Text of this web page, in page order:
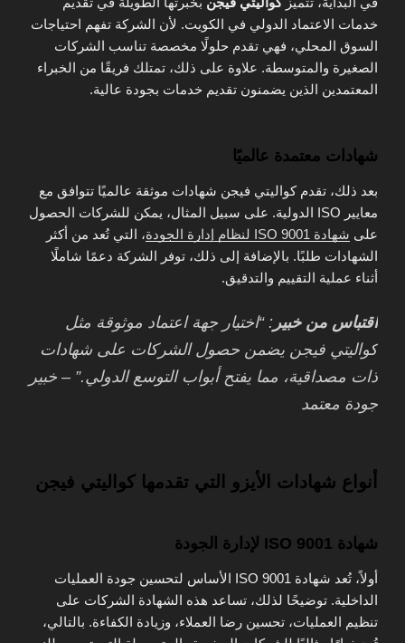
خدمات الاعتماد الدولي في الكويت. لأن الشركة تفهم احتياجات
السوق المحلي، فهي تقدم حلولًا مخصصة تناسب الشركات
الصغيرة والمتوسطة. علاوة على ذلك، تمتلك فريقًا من الخبراء
المعتمدين الذين يضمنون تقديم خدمات بجودة عالية.
شهادات معتمدة عالميًا
بعد ذلك، تقدم كواليتي فيجن شهادات موثقة عالميًا تتوافق مع
معايير ISO الدولية. على سبيل المثال، يمكن للشركات الحصول
على شهادة ISO 9001 لنظام إدارة الجودة
، التي تُعد من أكثر
الشهادات طلبًا. بالإضافة إلى ذلك، توفر الشركة دعمًا شاملًا
أثناء عملية التقييم والتدقيق.
اقتباس من خبير : “اختيار جهة اعتماد موثوقة مثل
كواليتي فيجن يضمن حصول الشركات على شهادات
ذات مصداقية، مما يفتح أبواب التوسع الدولي.” – خبير
جودة معتمد
أنواع شهادات الأيزو التي تقدمها كواليتي فيجن
شهادة ISO 9001 لإدارة الجودة
أولاً، تُعد شهادة ISO 9001 الأساس لتحسين جودة العمليات
الداخلية. توضيحًا لذلك، تساعد هذه الشهادة الشركات على
تنظيم العمليات، تحسين رضا العملاء، وزيادة الكفاءة. بالتالي،